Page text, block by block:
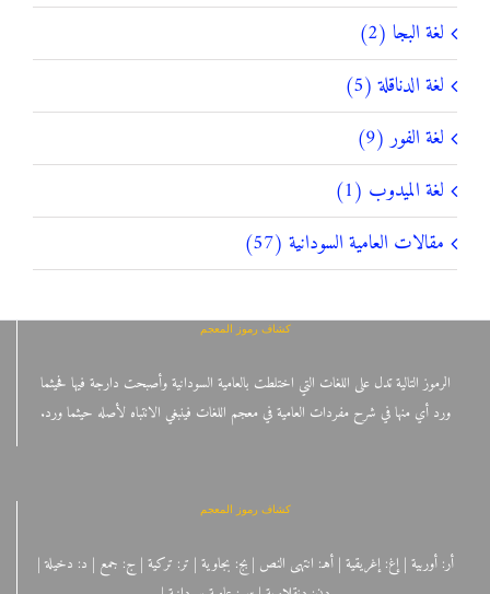
لغة البجا (2)
لغة الدناقلة (5)
لغة الفور (9)
لغة الميدوب (1)
مقالات العامية السودانية (57)
كشاف رموز المعجم
الرموز التالية تدل على اللغات التي اختلطت بالعامية السودانية وأصبحت دارجة فيها فحيثما
ورد أي منها في شرح مفردات العامية في معجم اللغات فينبغي الانتباه لأصله حيثما ورد.
كشاف رموز المعجم
أر: أوربية | إغ: إغريقية | أهـ: انتهى النص | بج: بجاوية | تر: تركية | ج: جمع | د: دخيلة |